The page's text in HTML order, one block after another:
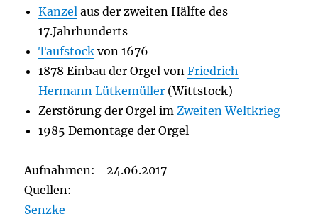
Kanzel aus der zweiten Hälfte des
17.Jahrhunderts
Taufstock von 1676
1878 Einbau der Orgel vonFriedrich
Hermann Lütkemüller (Wittstock)
Zerstörung der Orgel imZweiten Weltkrieg
1985 Demontage der Orgel
Aufnahmen: 24.06.2017
Quellen:
Senzke